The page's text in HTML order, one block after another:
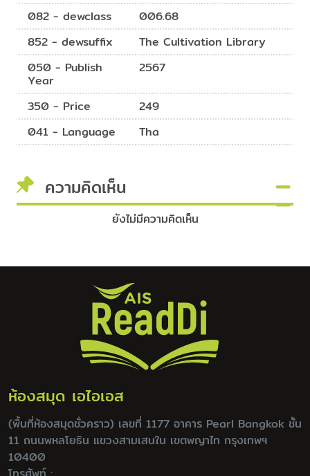
082 - dewclass
006.68
852 - dewsuffix
The Cultivation Library
050 - Publish
Year
2567
350 - Price
249
041 - Language
Tha
ความคิดเห็น
ยังไม่มีความคิดเห็น
ห้องสมุด เอไอเอส
(พื้นที่ห้องสมุดชั่วคราว) เลขที่ 1177 อาคาร Pearl Bangkok ชั้น
11 ถนนพหลโยธิน แขวงสามเสนใน เขตพญาไท กรุงเทพฯ
10400